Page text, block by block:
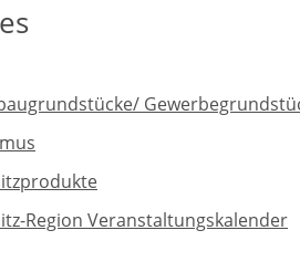
Region Veranstaltungskalender